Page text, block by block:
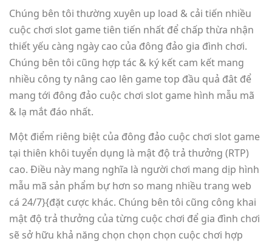
Chúng bên tôi thường xuyên up load & cải tiến nhiều
cuộc chơi slot game tiên tiến nhất để chấp thừa nhận
thiết yếu càng ngày cao của đông đảo gia đình chơi.
Chúng bên tôi cũng hợp tác & ký kết cam kết mang
nhiều công ty nâng cao lên game top đầu quả đât để
mang tới đông đảo cuộc chơi slot game hình mẫu mã
& lạ mắt đáo nhất.
Một điểm riêng biệt của đông đảo cuộc chơi slot game
tại thiên khôi tuyển dụng là mật độ trả thưởng (RTP)
cao. Điều này mang nghĩa là người chơi mang dịp hình
mẫu mã sản phẩm bự hơn so mang nhiều trang web
cá 24/7}{đặt cược khác. Chúng bên tôi cũng công khai
mật độ trả thưởng của từng cuộc chơi để gia đình chơi
sẽ sở hữu khả năng chọn chọn chọn cuộc chơi hợp